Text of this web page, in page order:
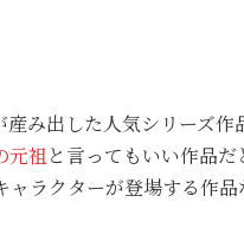
産み出した人気シリーズ作
元祖と言ってもいい作品
ラクターが登場する作品